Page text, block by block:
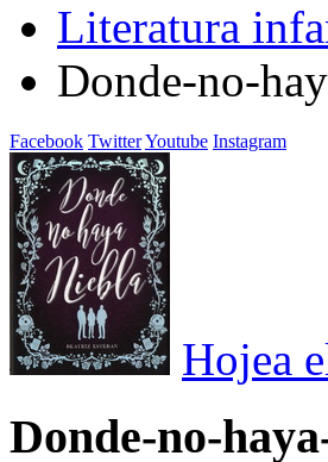
Literatura
Donde-no-
Facebook TwitterYoutube Instagram
Hojea
Donde-no-